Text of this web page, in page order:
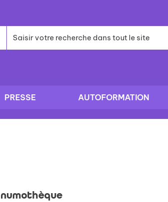
PRESSE AUTOFORMATION